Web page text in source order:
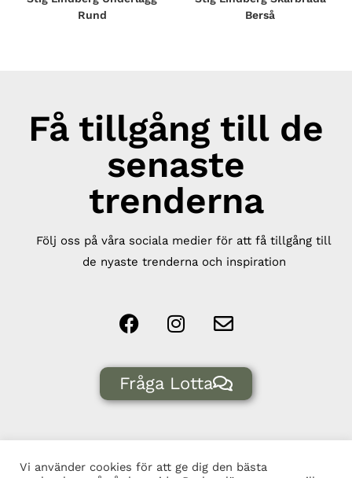
Rund
Berså
Få tillgång till de
senaste
trenderna
Följ oss på våra sociala medier för att få tillgång till
de nyaste trenderna och inspiration
Fråga Lotta
Vi använder cookies för att ge dig den bästa